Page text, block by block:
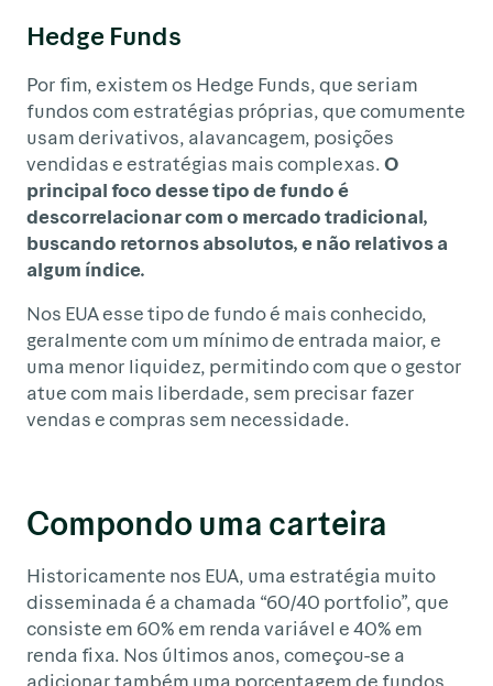
Hedge Funds
Por fim, existem os Hedge Funds, que seriam
fundos com estratégias próprias, que comumente
usam derivativos, alavancagem, posições
vendidas e estratégias mais complexas.O
principal foco desse tipo de fundo é
descorrelacionar com o mercado tradicional,
buscando retornos absolutos, e não relativos a
algum índice.
Nos EUA esse tipo de fundo é mais conhecido,
geralmente com um mínimo de entrada maior, e
uma menor liquidez, permitindo com que o gestor
atue com mais liberdade, sem precisar fazer
vendas e compras sem necessidade.
Compondo uma carteira
Historicamente nos EUA, uma estratégia muito
disseminada é a chamada “60/40 portfolio”, que
consiste em 60% em renda variável e 40% em
renda fixa. Nos últimos anos, começou-se a
adicionar também uma porcentagem de fundos